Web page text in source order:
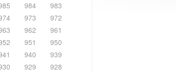
984
983
973
972
962
961
951
950
940
939
929
928